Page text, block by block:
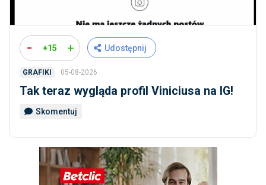
- +15 + Udostępnij
GRAFIKI 05-08-2026
Tak teraz wygląda profil Viniciusa na IG!
Skomentuj